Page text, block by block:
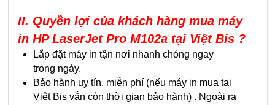
II. Quyền lợi của khách hàng mua máy
in HP LaserJet Pro M102a tại Việt Bis ?
Lắp đặt máy in tận nơi nhanh chóng ngay
trong ngày.
Bảo hành uy tín, miễn phí (nếu máy in mua tại
Việt Bis vẫn còn thời gian bảo hành) . Ngoài ra